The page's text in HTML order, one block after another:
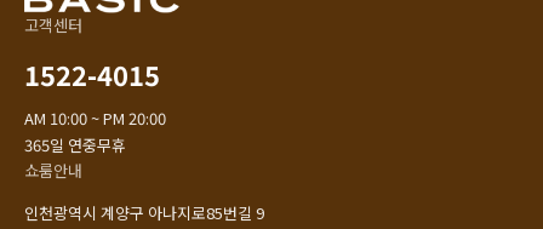
고객센터
1522-4015
AM 10:00 ~ PM 20:00
365일 연중무휴
쇼룸안내
인천광역시 계양구 아나지로85번길 9